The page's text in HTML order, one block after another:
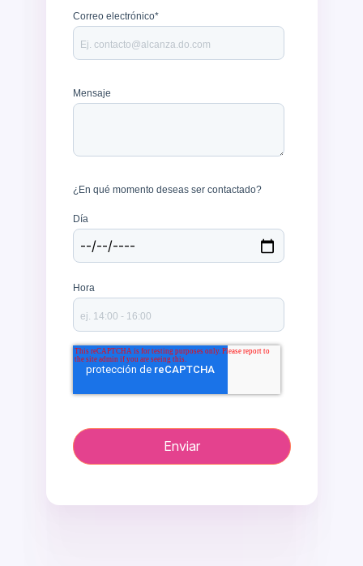
Correo electrónico*
Mensaje
¿En qué momento deseas ser contactado?
Día
Hora